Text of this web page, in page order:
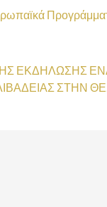
ΕΚΔΗΛΩΣΗΣ
ΣΤΗΝ